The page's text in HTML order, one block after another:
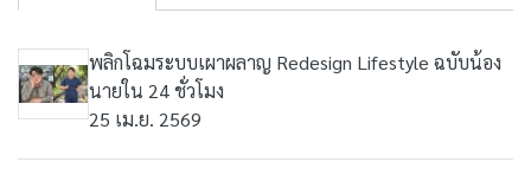
พลิกโฉมระบบเผาผลาญ Redesign Lifestyle ฉบับน้อง
นายใน 24 ชั่วโมง
25 เม.ย. 2569